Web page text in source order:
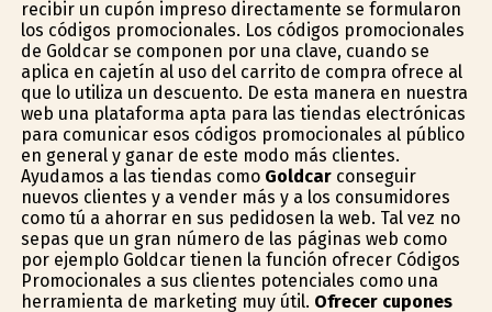
recibir un cupón impreso directamente se formularon
los códigos promocionales. Los códigos promocionales
de Goldcar se componen por una clave, cuando se
aplica en cajetín al uso del carrito de compra ofrece al
que lo utiliza un descuento. De esta manera en nuestra
web una plataforma apta para las tiendas electrónicas
para comunicar esos códigos promocionales al público
en general y ganar de este modo más clientes.
Ayudamos a las tiendas como Goldcarconseguir
nuevos clientes y a vender más y a los consumidores
como tú a ahorrar en sus pedidosen la web. Tal vez no
sepas que un gran número de las páginas web como
por ejemplo Goldcar tienen la función ofrecer Códigos
Promocionales a sus clientes potenciales como una
herramienta de marketing muy útil. Ofrecer cupones